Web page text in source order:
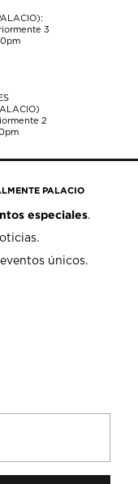
3
2
PALACIO
especiales.
únicos.